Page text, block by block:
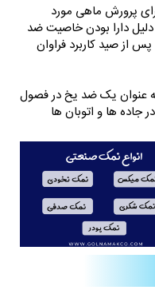
پرورش ماهی مورد
دلیل دارا بودن خاصیت ضد
از صید کاربرد فراوان
عنوان یک ضد یخ در فصول
جاده ها و اتوبان ها